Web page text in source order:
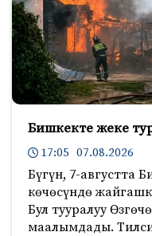
Бишкекте жеке
17:05 07.08.2026
Бүгүн, 7-августта
көчөсүндө
Бул тууралуу
маалымдады.